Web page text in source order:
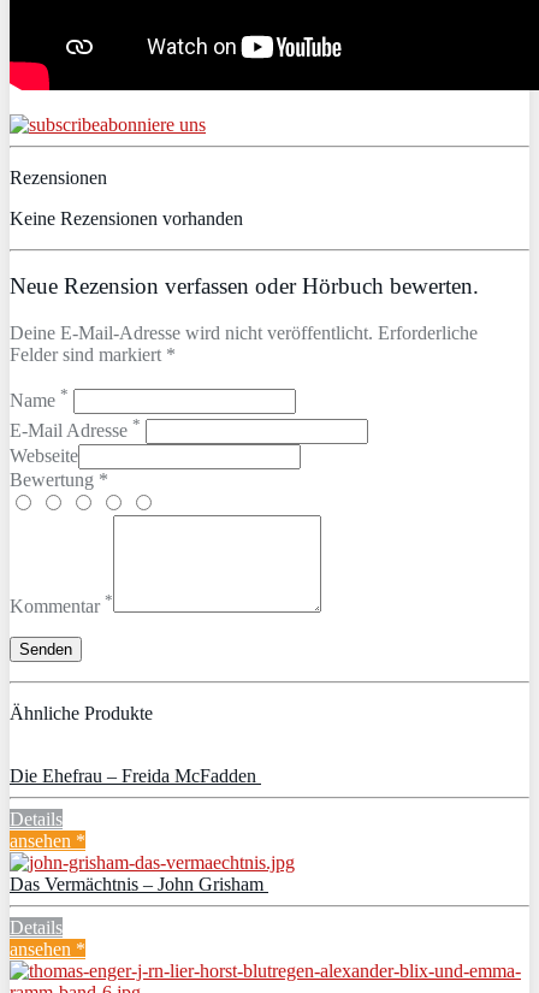
abonniere uns
Rezensionen
Keine Rezensionen vorhanden
Neue Rezension verfassen oder Hörbuch bewerten.
Deine E-Mail-Adresse wird nicht veröffentlicht. Erforderliche
Felder sind markiert *
Name *
E-Mail Adresse *
Webseite
Bewertung *
Kommentar *
Ähnliche Produkte
Die Ehefrau – Freida McFadden
Details
ansehen *
Das Vermächtnis – John Grisham
Details
ansehen *